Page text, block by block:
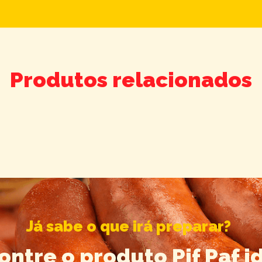
Produtos relacionados
Já sabe o que irá preparar?
o produto Pif Paf